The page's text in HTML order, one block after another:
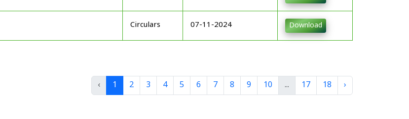
Circulars 07-11-2024 Download
‹ 1 2 3 4 5 6 7 8 9 10 ... 17 18 ›